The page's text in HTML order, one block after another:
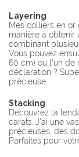
Layering
Mes colliers en
manière à obtenir
combinant
Vous pouvez
60 cm) ou l'un de
déclaration ?
précieuse.
Stacking
Découvrez la
carats. J'ai une
précieuses, des
Parfaites pour